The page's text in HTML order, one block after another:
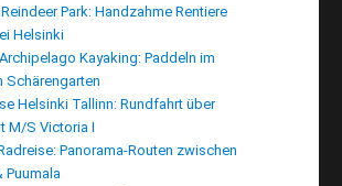
Park: Handzahme Rentiere
Helsinki
Kayaking: Paddeln im
Schärengarten
Helsinki Tallinn: Rundfahrt über
M/S Victoria I
Panorama-Routen zwischen
Puumala